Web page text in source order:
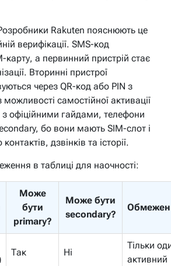
Rakuten пояснюють це
верифікації. SMS-код
карту, а первинний пристрій стає
Вторинні пристрої
через QR-код або PIN з
самостійної активації
офіційними гайдами, телефони
бо вони мають SIM-слот і
дзвінків та історії.
в таблиці для наочності:
Може
бути
primary?
Може бути
secondary?
Так Ні
Тільки
активний